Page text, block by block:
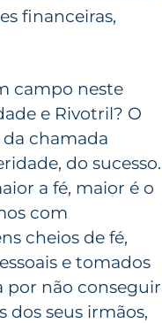
financeiras,
campo neste
e Rivotril? O
da chamada
do sucesso.
a fé, maior é o
com
cheios de fé,
e tomados
por não conseguir
dos seus irmãos,